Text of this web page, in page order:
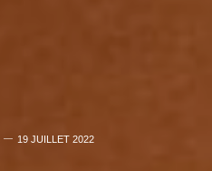
19 JUILLET 2022